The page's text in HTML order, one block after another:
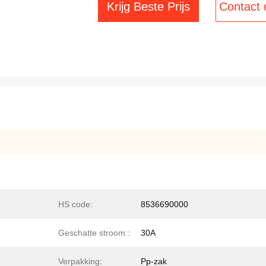
Krijg Beste Prijs Contact
HS code: 8536690000
Geschatte stroom:: 30A
Verpakking: Pp-zak